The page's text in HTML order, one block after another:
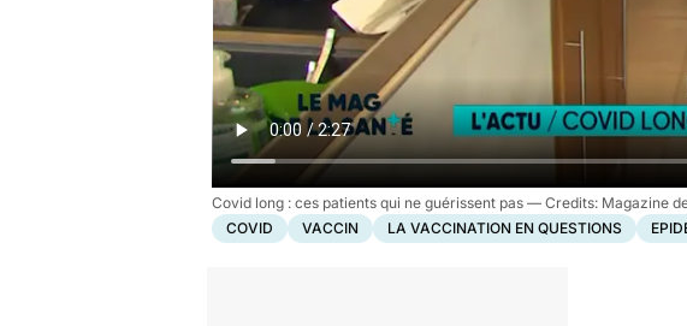
Covid long : ces patients qui ne guérissent pas
Magazine
COVID
VACCIN LA VACCINATION EN QUESTIONS